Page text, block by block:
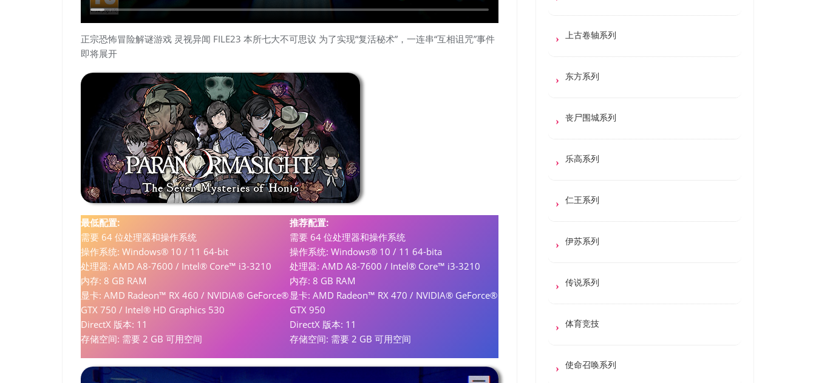
正宗恐怖冒险解谜游戏 灵视异闻 FILE23 本所七大不可思议 为了实现“复活秘术”，一连串“互相诅咒”事件
即将展开
最低配置:
需要 64 位处理器和操作系统
操作系统: Windows® 10 / 11 64-bit
处理器: AMD A8-7600 / Intel® Core™ i3-3210
内存: 8 GB RAM
显卡: AMD Radeon™ RX 460 / NVIDIA® GeForce®
GTX 750 / Intel® HD Graphics 530
DirectX 版本: 11
存储空间: 需要 2 GB 可用空间
推荐配置:
需要 64 位处理器和操作系统
操作系统: Windows® 10 / 11 64-bita
处理器: AMD A8-7600 / Intel® Core™ i3-3210
内存: 8 GB RAM
显卡: AMD Radeon™ RX 470 / NVIDIA® GeForce®
GTX 950
DirectX 版本: 11
存储空间: 需要 2 GB 可用空间
上古卷轴系列
东方系列
丧尸围城系列
乐高系列
仁王系列
伊苏系列
传说系列
体育竞技
使命召唤系列